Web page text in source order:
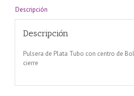
Descripción
Descripción
Pulsera de Plata Tubo con centro de
cierre